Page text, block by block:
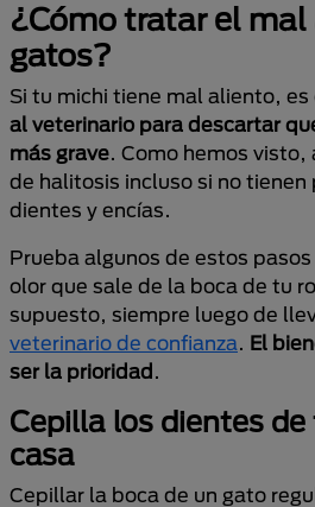
¿Cómo tratar el
gatos?
Si tu michi tiene mal aliento, es
al veterinario para descartar
más grave. Como hemos visto,
de halitosis incluso si no tienen
dientes y encías.
Prueba algunos de estos
olor que sale de la boca de tu
supuesto, siempre luego de
veterinario de confianza. El
ser la prioridad.
Cepilla los dientes
casa
Cepillar la boca de un gato